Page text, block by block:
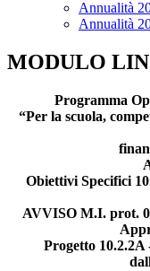
Annualità
Annualità
MODULO
Programma
“Per la scuola,
Obiettivi Specifici
AVVISO M.I. prot.
Progetto 10.2.2A